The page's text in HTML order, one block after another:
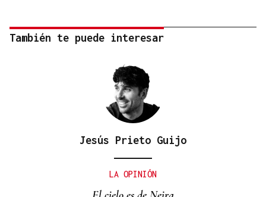
También te puede interesar
Jesús Prieto Guijo
LA OPINIÓN